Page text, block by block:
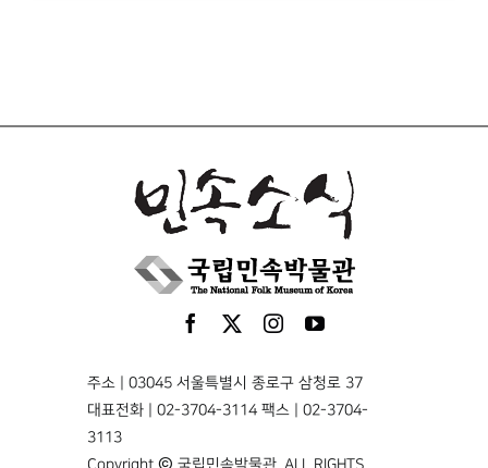
주소 | 03045 서울특별시 종로구 삼청로 37
대표전화 | 02-3704-3114 팩스 | 02-3704-
3113